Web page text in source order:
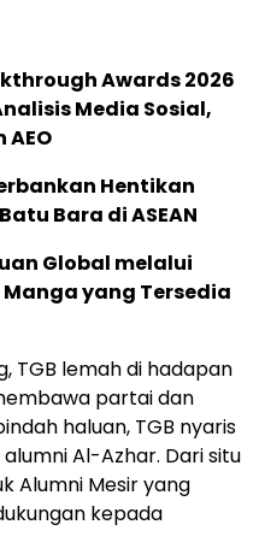
Awards 2026
Media Sosial,
Hentikan
Bara di ASEAN
Global melalui
Manga yang Tersedia
TGB lemah di hadapan
partai dan
haluan, TGB nyaris
Al-Azhar. Dari situ
Alumni Mesir yang
kepada